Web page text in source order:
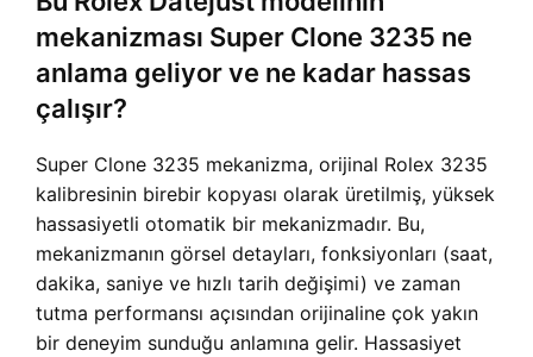
mekanizması Super Clone 3235 ne
anlama geliyor ve ne kadar hassas
çalışır?
Super Clone 3235 mekanizma, orijinal Rolex 3235
kalibresinin birebir kopyası olarak üretilmiş, yüksek
hassasiyetli otomatik bir mekanizmadır. Bu,
mekanizmanın görsel detayları, fonksiyonları (saat,
dakika, saniye ve hızlı tarih değişimi) ve zaman
tutma performansı açısından orijinaline çok yakın
bir deneyim sunduğu anlamına gelir. Hassasiyet